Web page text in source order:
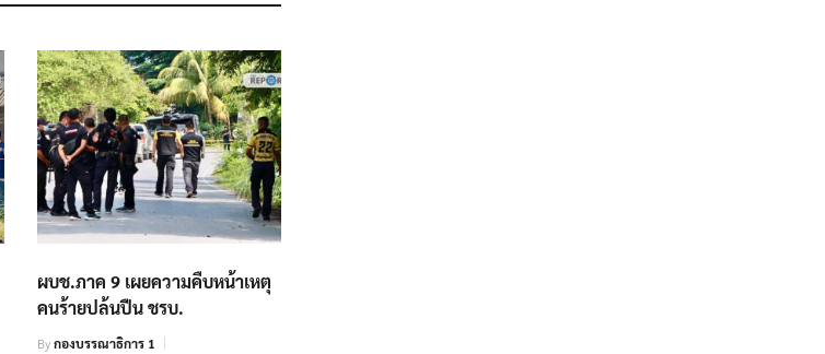
ผบช.ภาค 9 เผยความคืบหน้าเหตุ
คนร้ายปล้นปืน ชรบ.
Byกองบรรณาธิการ 1